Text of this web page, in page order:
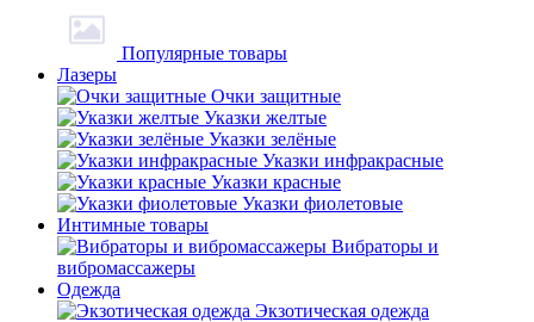
Популярные товары
Лазеры
Очки защитные
Указки желтые
Указки зелёные
Указки инфракрасные
Указки красные
Указки фиолетовые
Интимные товары
Вибраторы и
вибромассажеры
Одежда
Экзотическая одежда